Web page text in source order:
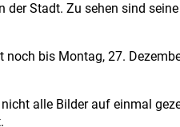
der Stadt. Zu sehen sind
noch bis Montag, 27.
alle Bilder auf einmal